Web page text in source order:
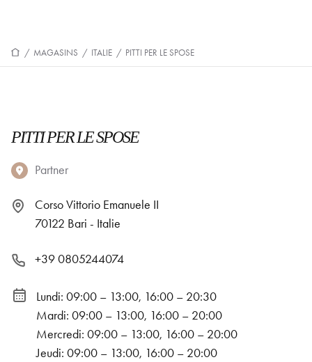
/ MAGASINS / ITALIE / PITTI PER LE SPOSE
PITTI PER LE SPOSE
Partner
Corso Vittorio Emanuele II
70122 Bari - Italie
+39 0805244074
Lundi: 09:00 – 13:00, 16:00 – 20:30
Mardi: 09:00 – 13:00, 16:00 – 20:00
Mercredi: 09:00 – 13:00, 16:00 – 20:00
Jeudi: 09:00 – 13:00, 16:00 – 20:00